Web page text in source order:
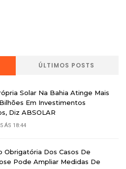
ÚLTIMOS POSTS
Solar Na Bahia Atinge Mais
Em Investimentos
Diz ABSOLAR
ÁS 18:44
Obrigatória Dos Casos De
Pode Ampliar Medidas De